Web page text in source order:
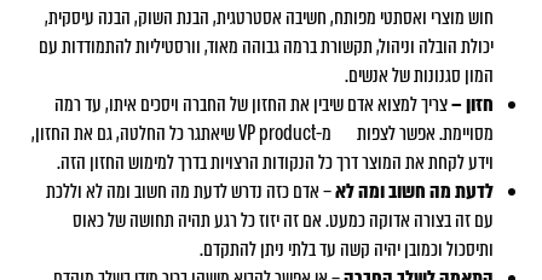
חוש מוצרי ואסתטי מפותח, חשיבה אסטרטגית, הבנת השוק, הבנה עיסקית,
יכולת הובלה וניהול, תקשורת ברמה גבוהה מאוד, וורסטיליות להתמודדות עם
המון סגנונות של אנשים.
חזון –צריך למצוא אדם שיבין את החזון של החברה ויסכים איתו, עד רמה
מסויימת. אפשר לצפות מ-VP product שיאתגר כל החלטה, גם את החזון,
וידע לקחת את המוצר דרך כל הנקודות הרצויות בדרך למימוש החזון הזה.
לדעת מה חשוב ומה לא– אדם כזה נדרש לדעת מה חשוב ומה לא וללכת
עם זה בצורה אדוקה כמעט. אם זה יזוז כל רגע תהיה תחושה של כאוס
ותיסכול וכמובן יהיה קשה עד בלתי ניתן להתקדם.